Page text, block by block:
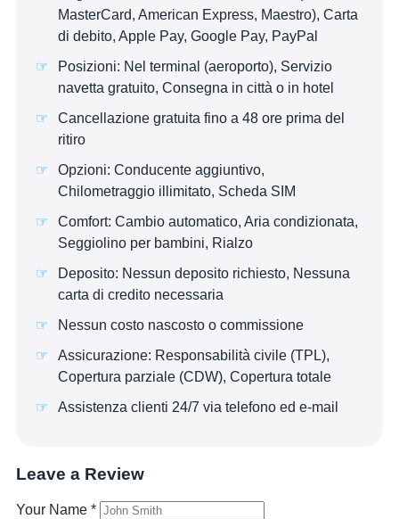
MasterCard, American Express, Maestro), Carta
di debito, Apple Pay, Google Pay, PayPal
Posizioni: Nel terminal (aeroporto), Servizio
navetta gratuito, Consegna in città o in hotel
Cancellazione gratuita fino a 48 ore prima del
ritiro
Opzioni: Conducente aggiuntivo,
Chilometraggio illimitato, Scheda SIM
Comfort: Cambio automatico, Aria condizionata,
Seggiolino per bambini, Rialzo
Deposito: Nessun deposito richiesto, Nessuna
carta di credito necessaria
Nessun costo nascosto o commissione
Assicurazione: Responsabilità civile (TPL),
Copertura parziale (CDW), Copertura totale
Assistenza clienti 24/7 via telefono ed e-mail
Leave a Review
Your Name *